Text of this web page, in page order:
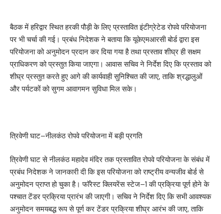
बैठक में हरिद्वार स्थित हरकी पौड़ी के लिए प्रस्तावित इंटीग्रेटेड रोपवे परियोजना
पर भी चर्चा की गई। प्रबंध निदेशक ने बताया कि यूकेएमआरसी बोर्ड द्वारा इस
परियोजना को अनुमोदन प्रदान कर दिया गया है तथा प्रस्ताव शीघ्र ही सक्षम
प्राधिकरण को प्रस्तुत किया जाएगा। आवास सचिव ने निर्देश दिए कि प्रस्ताव को
शीघ्र प्रस्तुत करते हुए आगे की कार्यवाही सुनिश्चित की जाए, ताकि श्रद्धालुओं
और पर्यटकों को सुगम आवागमन सुविधा मिल सके।
त्रिवेणी घाट–नीलकंठ रोपवे परियोजना में बड़ी प्रगति
त्रिवेणी घाट से नीलकंठ महादेव मंदिर तक प्रस्तावित रोपवे परियोजना के संबंध में
प्रबंध निदेशक ने जानकारी दी कि इस परियोजना को राष्ट्रीय वन्यजीव बोर्ड से
अनुमोदन प्राप्त हो चुका है। फॉरेस्ट क्लियरेंस स्टेज–1 की प्रक्रिया पूर्ण होने के
पश्चात टेंडर प्रक्रिया प्रारंभ की जाएगी। सचिव ने निर्देश दिए कि सभी आवश्यक
अनुमोदन समयबद्ध रूप से पूर्ण कर टेंडर प्रक्रिया शीघ्र आरंभ की जाए, ताकि